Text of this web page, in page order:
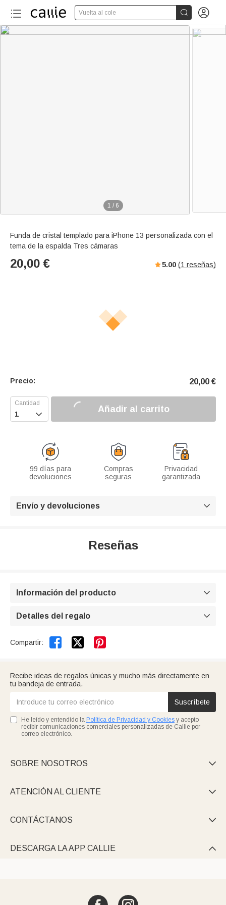
Vuelta al cole  
1 / 6
Funda de cristal templado para iPhone 13 personalizada con el
tema de la espalda Tres cámaras
20,00 € 5.00 (1 reseñas)
Precio: 20,00 €
 Añadir al carrito
99 días para
devoluciones
Compras
seguras
Privacidad
garantizada
Envío y devoluciones 
Reseñas
Información del producto 
Detalles del regalo 
Compartir:  
Recibe ideas de regalos únicas y mucho más directamente en
tu bandeja de entrada.
Suscríbete
He leído y entendido la Política de Privacidad y Cookies y acepto
recibir comunicaciones comerciales personalizadas de Callie por
correo electrónico.
SOBRE NOSOTROS 
ATENCIÓN AL CLIENTE 
CONTÁCTANOS 
DESCARGA LA APP CALLIE 